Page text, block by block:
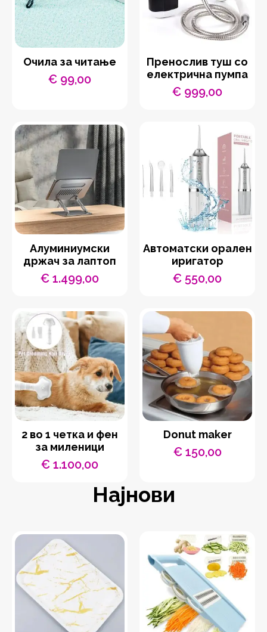
Очила за читање
€ 99,00
Пренослив туш со
електрична пумпа
€ 999,00
Aлуминиумски
држач за лаптоп
€ 1.499,00
Автоматски орален
иригатор
€ 550,00
2 во 1 четка и фен
за миленици
€ 1.100,00
Donut maker
€150,00
Најнови